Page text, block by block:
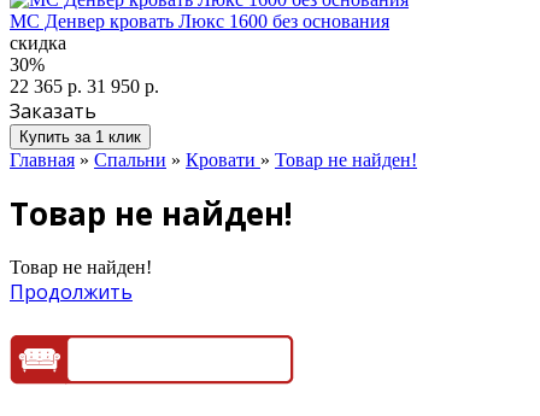
МС Денвер кровать Люкс 1600 без основания
скидка
30%
22 365 р. 31 950 р.
Заказать
Купить за 1 клик
Главная » Спальни » Кровати » Товар не найден!
Товар не найден!
Товар не найден!
Продолжить